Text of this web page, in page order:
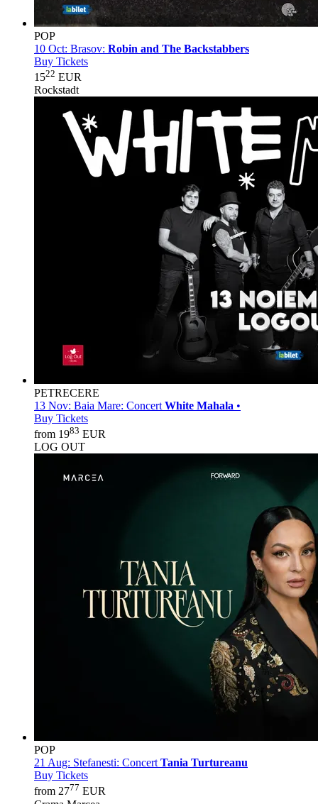
POP
10 Oct: Brasov: Robin and The Backstabbers
Buy Tickets
1522 EUR
Rockstadt
PETRECERE
13 Nov: Baia Mare: Concert White Mahala •
Buy Tickets
from 1983 EUR
LOG OUT
POP
21 Aug: Stefanesti: Concert Tania Turtureanu
Buy Tickets
from 2777 EUR